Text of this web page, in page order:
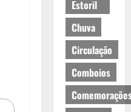
Estoril
Chuva
Circulação
Comboios